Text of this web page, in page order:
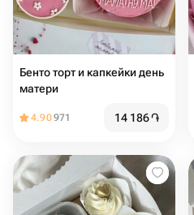
Бенто торт и капкейки день
матери
4.90971 14 186֏